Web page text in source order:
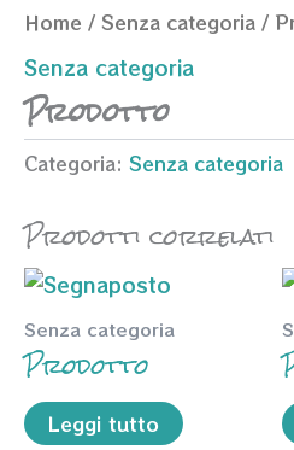
Home / Senza categoria /
Senza categoria
Prodotto
Categoria: Senza categoria
Prodotti correlati
Senza categoria
Prodotto
Leggi tutto